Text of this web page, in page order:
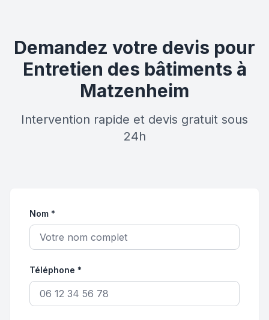
Demandez votre devis pour
Entretien des bâtiments à
Matzenheim
Intervention rapide et devis gratuit sous
24h
Nom *
Téléphone *